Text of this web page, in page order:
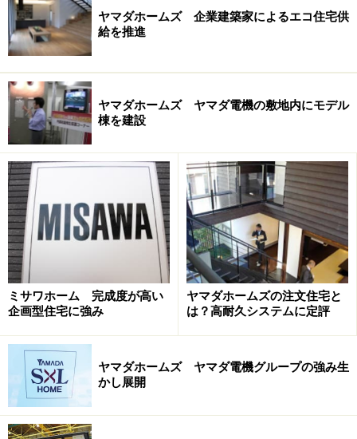
樹木の蒸散効果によって冷やされた空気を室内に取り込
むことなどがあげられます。建物内部はオープンな間取
りとすることで、建物全体に風が通り抜けやすい配慮を
することなどが一例です。
近年、ハウスメーカーの多くが同様の手法を取り入れア
ピールしていますが、ミサワホームでは前述した「ゼ
ロ・エネルギー住宅」に採用されるなど早くから取り組
みを始め、現在に至るまで住宅づくりの重要なファクタ
ーとなっています。
ヤマダホームズ 企業建築家によるエコ住宅供
給を推進
ヤマダホームズ ヤマダ電機の敷地内にモデル
棟を建設
ミサワホーム 完成度が高い
企画型住宅に強み
ヤマダホームズの注文住宅と
は？高耐久システムに定評
ヤマダホームズ ヤマダ電機グループの強み生
かし展開